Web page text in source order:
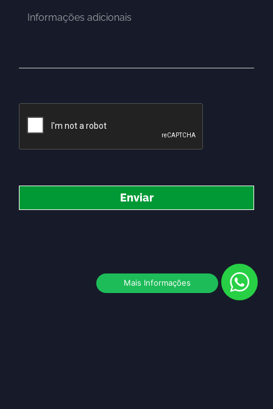
Enviar
Mais Informações